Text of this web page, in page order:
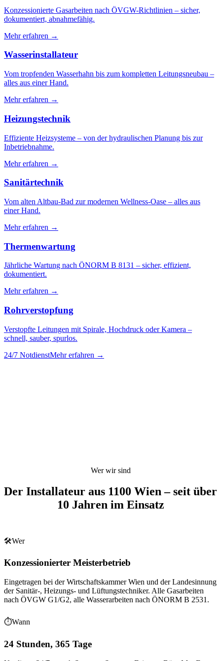
Konzessionierte Gasarbeiten nach ÖVGW-Richtlinien – sicher,
dokumentiert, abnahmefähig.
Mehr erfahren →
Wasserinstallateur
Vom tropfenden Wasserhahn bis zum kompletten Leitungsneubau –
alles aus einer Hand.
Mehr erfahren →
Heizungstechnik
Effiziente Heizsysteme – von der hydraulischen Planung bis zur
Inbetriebnahme.
Mehr erfahren →
Sanitärtechnik
Vom alten Altbau-Bad zur modernen Wellness-Oase – alles aus
einer Hand.
Mehr erfahren →
Thermenwartung
Jährliche Wartung nach ÖNORM B 8131 – sicher, effizient,
dokumentiert.
Mehr erfahren →
Rohrverstopfung
Verstopfte Leitungen mit Spirale, Hochdruck oder Kamera –
schnell, sauber, spurlos.
24/7 NotdienstMehr erfahren →
Wer wir sind
Der Installateur aus 1100 Wien – seit über
10 Jahren im Einsatz
🛠Wer
Konzessionierter Meisterbetrieb
Eingetragen bei der Wirtschaftskammer Wien und der Landesinnung
der Sanitär-, Heizungs- und Lüftungstechniker. Alle Gasarbeiten
nach ÖVGW G1/G2, alle Wasserarbeiten nach ÖNORM B 2531.
⏱Wann
24 Stunden, 365 Tage